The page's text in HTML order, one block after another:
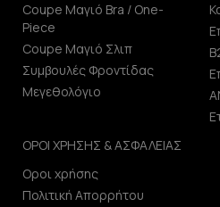
Coupe Μαγιό Bra / One-
Piece
Coupe Μαγιό Σλιπ
Συμβουλές Φροντίδας
Μεγεθολόγιο
ΟΡΟΙ ΧΡΗΣΗΣ & ΑΣΦΑΛΕΙΑΣ
Οροι χρήσης
Πολιτική Απορρήτου